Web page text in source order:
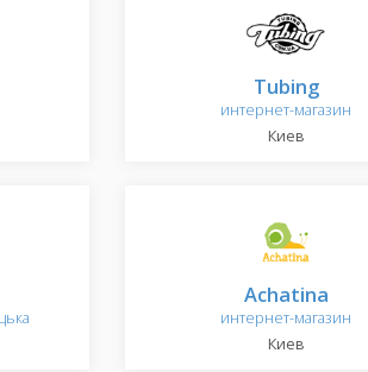
Tubing
интернет-магазин
Киев
Achatina
интернет-магазин
Киев